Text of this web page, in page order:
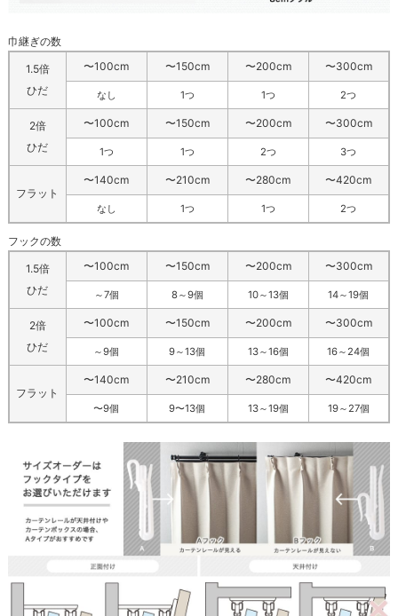
巾継ぎの数
1.5倍
ひだ
〜100cm 〜150cm 〜200cm 〜300cm
なし 1つ 1つ 2つ
2倍
ひだ
〜100cm 〜150cm 〜200cm 〜300cm
1つ 1つ 2つ 3つ
フラット
〜140cm 〜210cm 〜280cm 〜420cm
なし 1つ 1つ 2つ
フックの数
1.5倍
ひだ
〜100cm 〜150cm 〜200cm 〜300cm
～7個 8～9個 10～13個 14～19個
2倍
ひだ
〜100cm 〜150cm 〜200cm 〜300cm
～9個 9～13個 13～16個 16～24個
フラット
〜140cm 〜210cm 〜280cm 〜420cm
〜9個 9〜13個 13～19個 19～27個